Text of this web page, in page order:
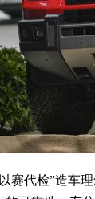
赛代检”造车